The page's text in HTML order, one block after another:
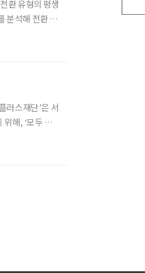
환 유형의 평생